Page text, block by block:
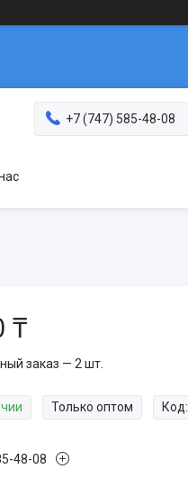
+7 (747) 585-48-08
₸
заказ — 2 шт.
Только оптом Код:
48-08